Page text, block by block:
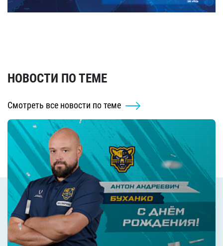
НОВОСТИ ПО ТЕМЕ
Смотреть все новости по теме